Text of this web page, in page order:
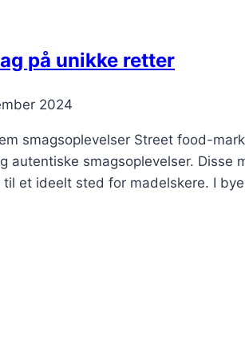
på unikke retter
2024
smagsoplevelser Street food-
autentiske smagsoplevelser.
et ideelt sted for madelskere. I